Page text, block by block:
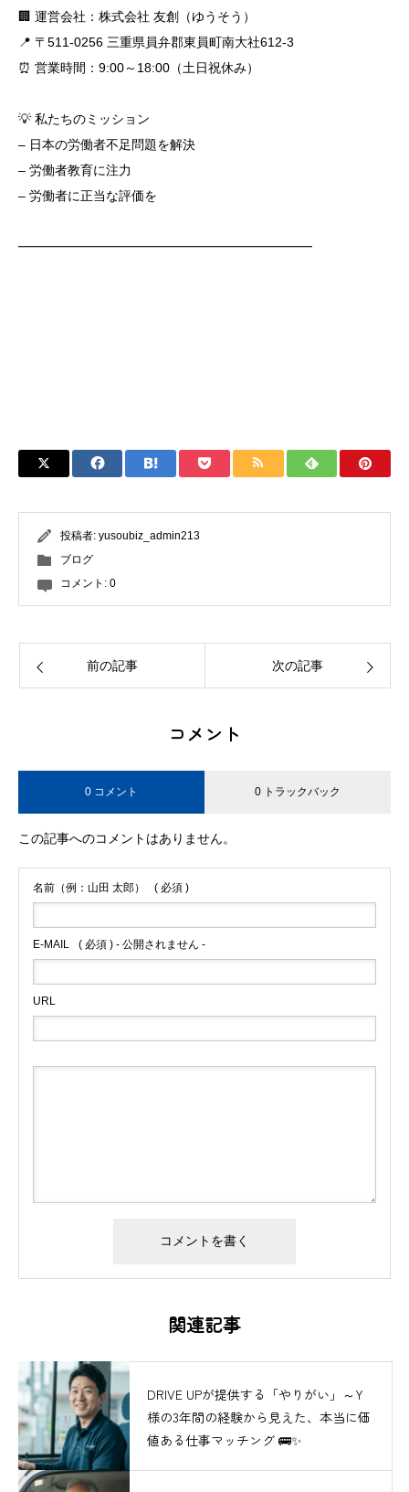
🏢 運営会社：株式会社 友創（ゆうそう）
📍 〒511-0256 三重県員弁郡東員町南大社612-3
⏰ 営業時間：9:00～18:00（土日祝休み）
💡 私たちのミッション
– 日本の労働者不足問題を解決
– 労働者教育に注力
– 労働者に正当な評価を
━━━━━━━━━━━━━━━━━━━━━━━
投稿者: yusoubiz_admin213
ブログ
コメント: 0
前の記事 次の記事
コメント
0 コメント 0 トラックバック
この記事へのコメントはありません。
名前（例：山田 太郎） ( 必須 )
E-MAIL ( 必須 ) - 公開されません -
URL
関連記事
DRIVE UPが提供する「やりがい」～Y
様の3年間の経験から見えた、本当に価
値ある仕事マッチング 🚌✨